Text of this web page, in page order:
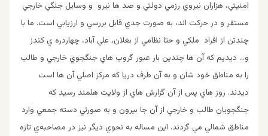
امنيتي، هزاران نيروي رزمي دولتي و صد ها نيرو و وسايل جنگي خارجي
مستقر و در حركت اند، به صورت جدي قابل بررسي و ارزيابي است. ما با
چندتن از افراد ملكي و حتا نظامي از بغلان، علي آباد، چهاردره ي كندز
و… ديديم كه آن ها چندين بار عبور گروپ هاي جنگجوي خارجي و طالب
را به مناطق خود شان و به آن طرف دريا كه مركز اصلي آن ها است
ديدند. روز هاي پس از آن گزارش هاي از ولايت هلمند رسيد كه
جنگجويان طالب و خارجي از آن جا بيرون و به صورتي دسته جمعي وارد
مناطق شمالي مي گردند. اين مساله به نحوي ديگر نيز در مصاحبه‌ي تازه